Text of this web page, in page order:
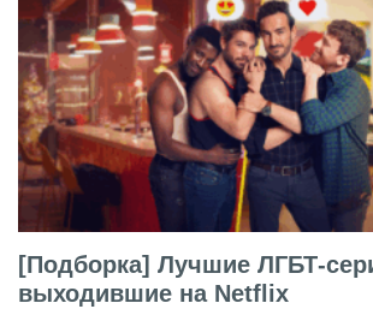
[Подборка] Лучшие ЛГБТ-
выходившие на Netflix